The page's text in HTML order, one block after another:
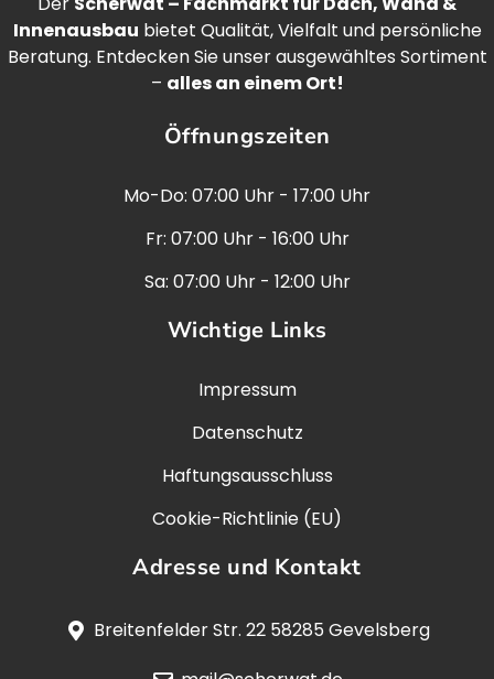
Innenausbau bietet Qualität, Vielfalt und persönliche
Beratung. Entdecken Sie unser ausgewähltes Sortiment
– alles an einem Ort!
Öffnungszeiten
Mo-Do: 07:00 Uhr - 17:00 Uhr
Fr: 07:00 Uhr - 16:00 Uhr
Sa: 07:00 Uhr - 12:00 Uhr
Wichtige Links
Impressum
Datenschutz
Haftungsausschluss
Cookie-Richtlinie (EU)
Adresse und Kontakt
Breitenfelder Str. 22 58285 Gevelsberg